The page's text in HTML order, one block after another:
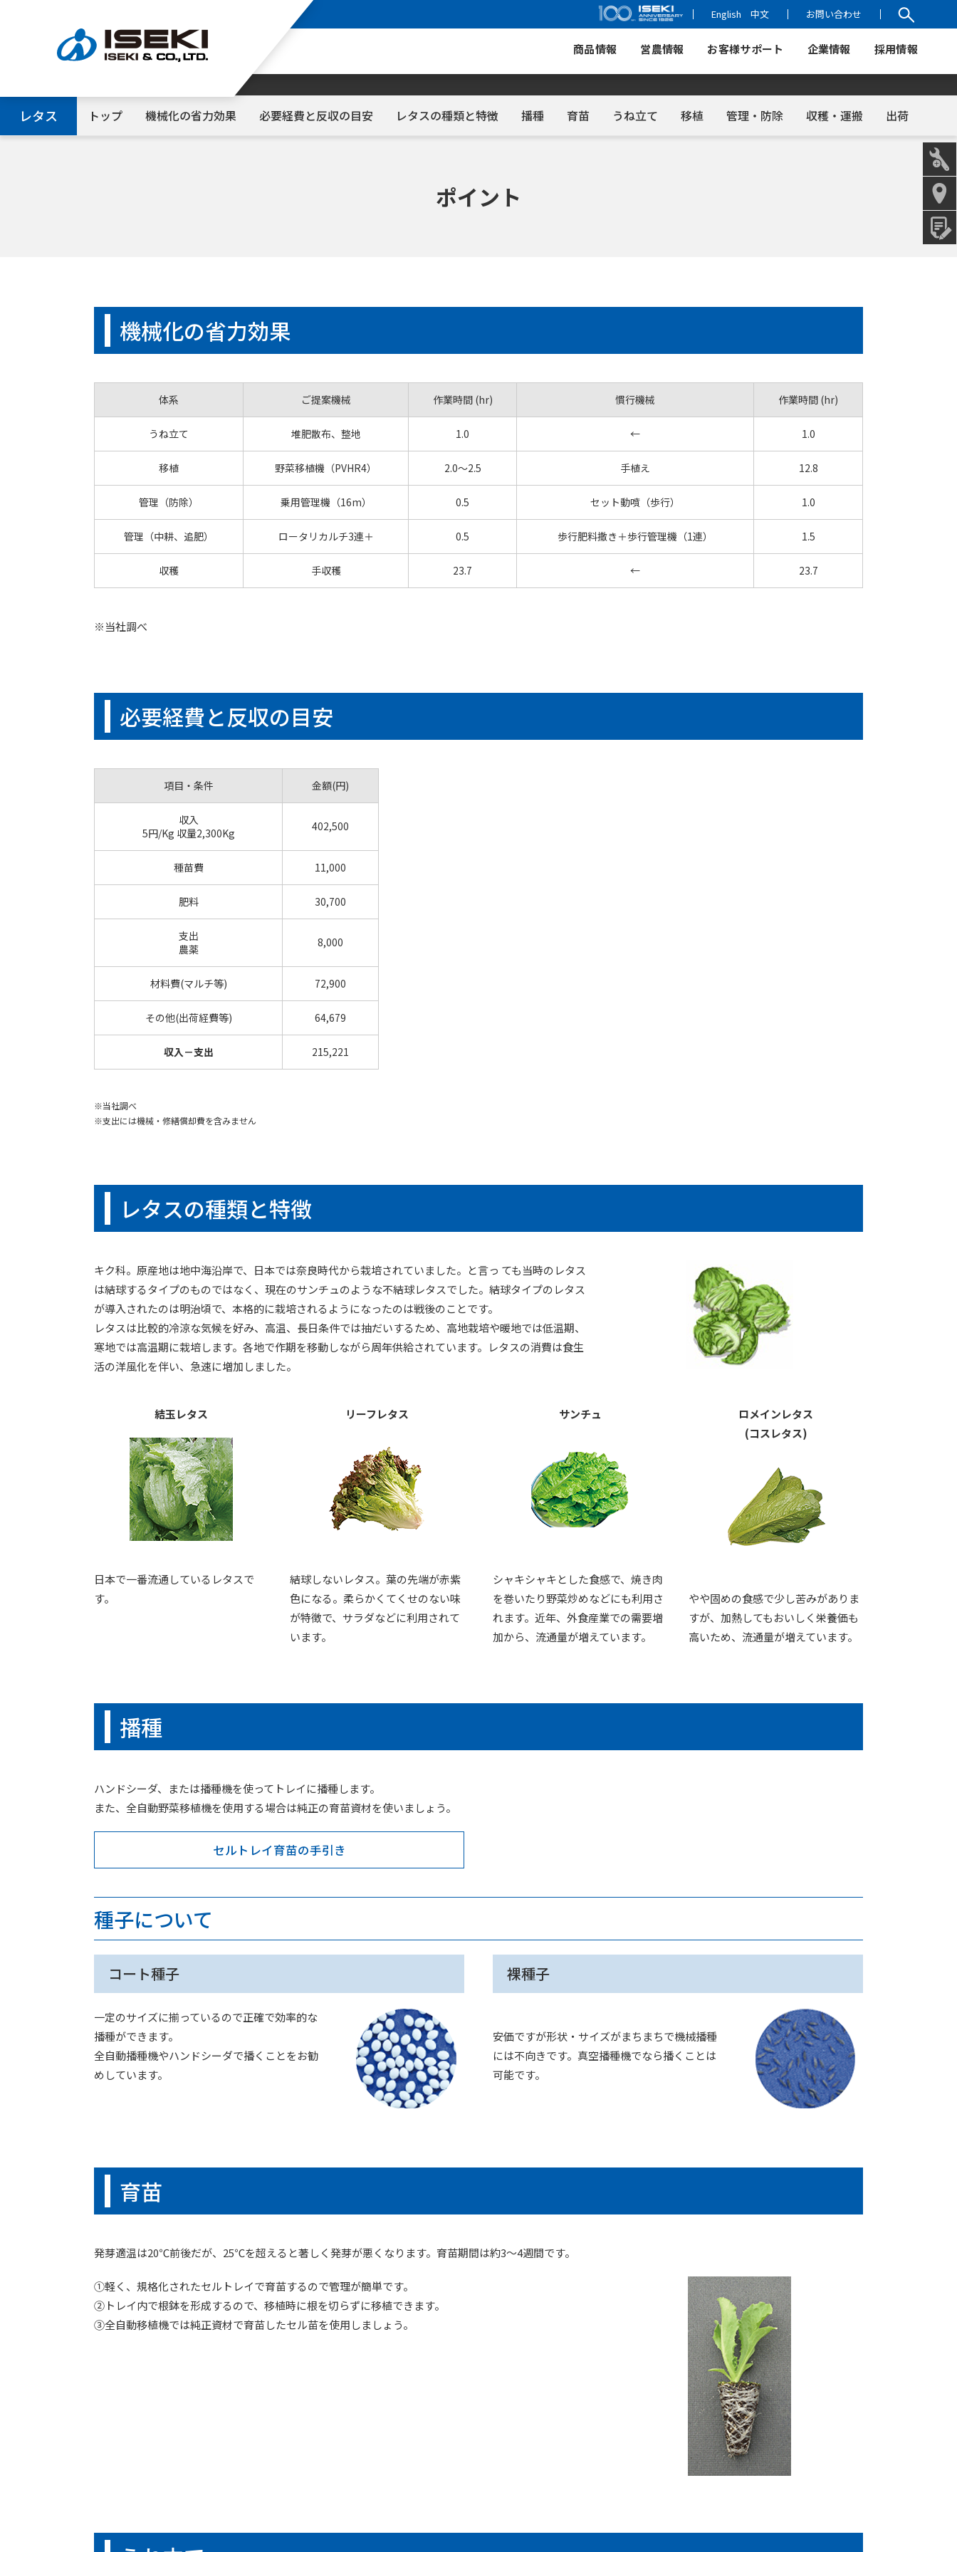
English 中文 お問い合わせ
商品情報 営農情報 お客様サポート 企業情報 採用情報
レタス トップ 機械化の省力効果 必要経費と反収の目安 レタスの種類と特徴 播種 育苗 うね立て 移植 管理・防除 収穫・運搬 出荷
ポイント
機械化の省力効果
体系 ご提案機械 作業時間 (hr) 慣行機械 作業時間 (hr)
うね立て 堆肥散布、整地 1.0 ← 1.0
移植 野菜移植機（PVHR4） 2.0～2.5 手植え 12.8
管理（防除） 乗用管理機（16m） 0.5 セット動噴（歩行） 1.0
管理（中耕、追肥） ロータリカルチ3連＋ 0.5 歩行肥料撒き＋歩行管理機（1連） 1.5
収穫 手収穫 23.7 ← 23.7
※当社調べ
必要経費と反収の目安
項目・条件 金額(円)
収入
5円/Kg 収量2,300Kg
402,500
種苗費 11,000
肥料 30,700
支出
農薬
8,000
材料費(マルチ等) 72,900
その他(出荷経費等) 64,679
収入－支出 215,221
※当社調べ
※支出には機械・修繕償却費を含みません
レタスの種類と特徴
キク科。原産地は地中海沿岸で、日本では奈良時代から栽培されていました。と言っ ても当時のレタス
は結球するタイプのものではなく、現在のサンチュのような不結球レタスでした。結球タイプのレタス
が導入されたのは明治頃で、本格的に栽培されるようになったのは戦後のことです。
レタスは比較的冷涼な気候を好み、高温、長日条件では抽だいするため、高地栽培や暖地では低温期、
寒地では高温期に栽培します。各地で作期を移動しながら周年供給されています。レタスの消費は食生
活の洋風化を伴い、急速に増加しました。
結玉レタス
日本で一番流通しているレタスで
す。
リーフレタス
結球しないレタス。葉の先端が赤紫
色になる。柔らかくてくせのない味
が特徴で、サラダなどに利用されて
います。
サンチュ
シャキシャキとした食感で、焼き肉
を巻いたり野菜炒めなどにも利用さ
れます。近年、外食産業での需要増
加から、流通量が増えています。
ロメインレタス
(コスレタス)
やや固めの食感で少し苦みがありま
すが、加熱してもおいしく栄養価も
高いため、流通量が増えています。
播種
ハンドシーダ、または播種機を使ってトレイに播種します。
また、全自動野菜移植機を使用する場合は純正の育苗資材を使いましょう。
セルトレイ育苗の手引き
種子について
コート種子
一定のサイズに揃っているので正確で効率的な
播種ができます。
全自動播種機やハンドシーダで播くことをお勧
めしています。
裸種子
安価ですが形状・サイズがまちまちで機械播種
には不向きです。真空播種機でなら播くことは
可能です。
育苗
発芽適温は20℃前後だが、25℃を超えると著しく発芽が悪くなります。育苗期間は約3～4週間です。
①軽く、規格化されたセルトレイで育苗するので管理が簡単です。
②トレイ内で根鉢を形成するので、移植時に根を切らずに移植できます。
③全自動移植機では純正資材で育苗したセル苗を使用しましょう。